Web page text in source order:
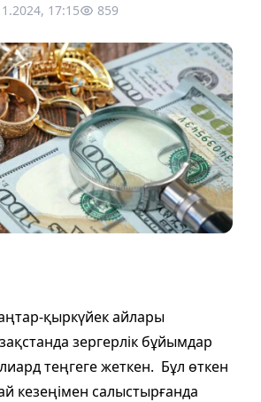
17:15 859
қыркүйек айлары
зергерлік бұйымдар
теңгеге жеткен. Бұл өткен
кезеңімен салыстырғанда